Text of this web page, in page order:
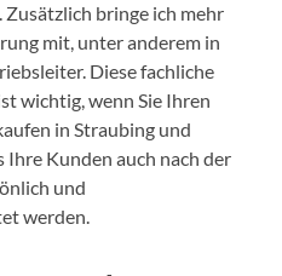
bringe ich mehr
mit, unter anderem in
Diese fachliche
wichtig, wenn Sie Ihren
in Straubing und
Ihre Kunden auch nach der
und
werden.